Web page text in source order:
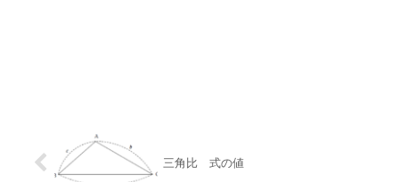
三角比 式の値